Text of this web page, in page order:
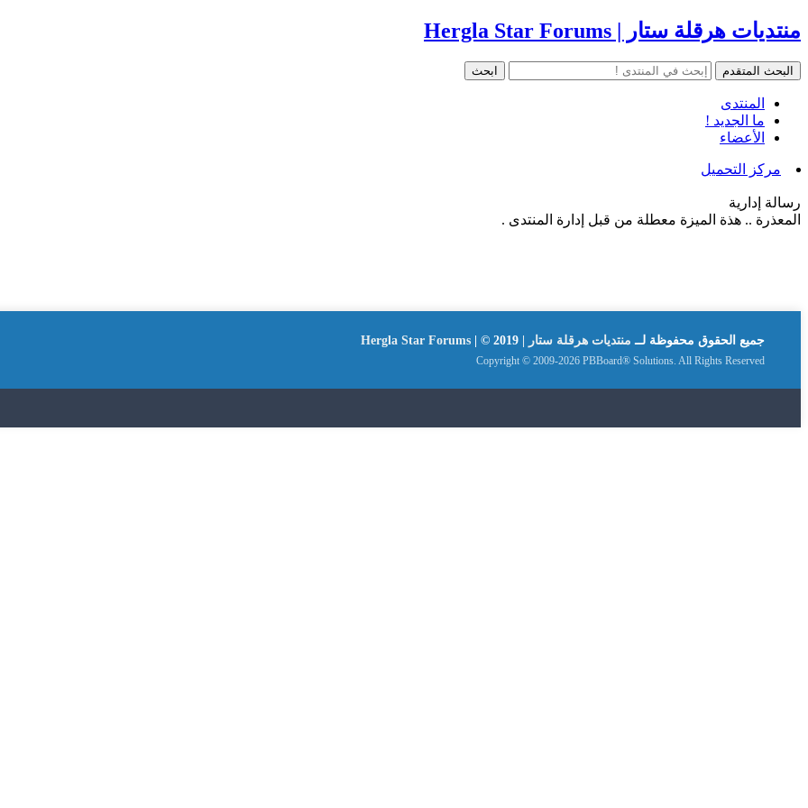
منتديات هرقلة ستار | Hergla Star Forums
المنتدى
ما الجديد !
الأعضاء
مركز التحميل
رسالة إدارية
المعذرة .. هذة الميزة معطلة من قبل إدارة المنتدى .
جميع الحقوق محفوظة لــ منتديات هرقلة ستار | Hergla Star Forums | © 2019
Copyright © 2009-2026 PBBoard® Solutions. All Rights Reserved